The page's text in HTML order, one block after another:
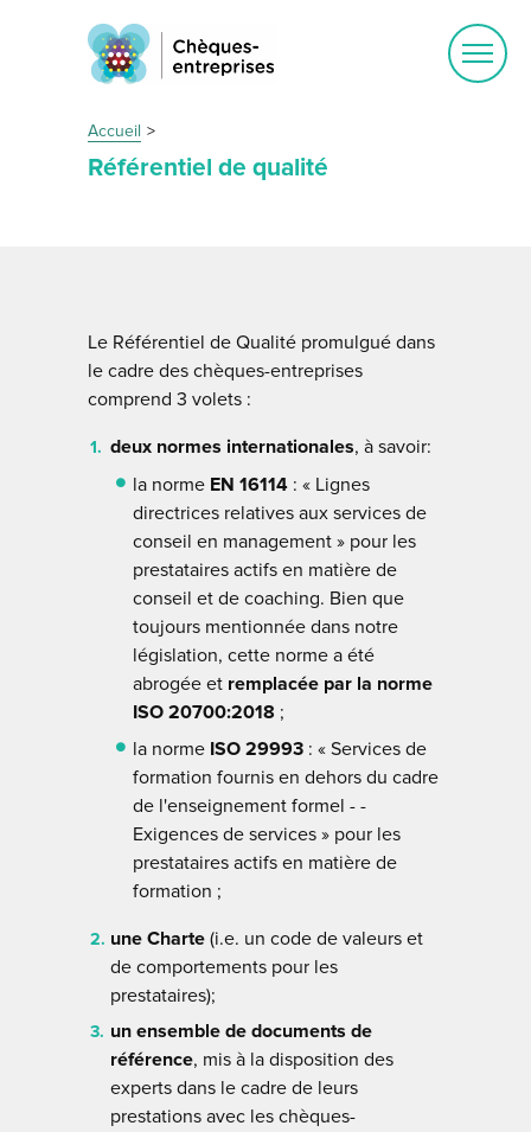
Accueil
Référentiel de qualité
Le Référentiel de Qualité promulgué dans
le cadre des chèques-entreprises
comprend 3 volets :
deux normes internationales, à savoir:
la norme EN 16114 : « Lignes
directrices relatives aux services de
conseil en management » pour les
prestataires actifs en matière de
conseil et de coaching. Bien que
toujours mentionnée dans notre
législation, cette norme a été
abrogée et remplacée par la norme
ISO 20700:2018 ;
la norme ISO 29993 : « Services de
formation fournis en dehors du cadre
de l'enseignement formel - -
Exigences de services » pour les
prestataires actifs en matière de
formation ;
une Charte (i.e. un code de valeurs et
de comportements pour les
prestataires);
un ensemble de documents de
référence, mis à la disposition des
experts dans le cadre de leurs
prestations avec les chèques-
Ouvrir
le